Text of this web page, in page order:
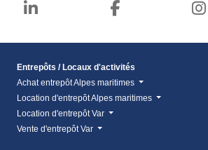
Entrepôts / Locaux d'activités
Achat entrepôt Alpes maritimes
Location d'entrepôt Alpes maritimes
Location d'entrepôt Var
Vente d'entrepôt Var